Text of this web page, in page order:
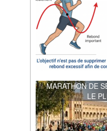
MARATHON DE
LE